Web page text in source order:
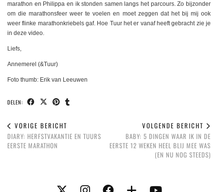
marathon en Philippa en ik stonden samen langs het parcours. Zo bijzonder
om die marathonsfeer weer te voelen en moet zeggen dat het bij mij ook
weer flinke marathonkriebels gaf. Hoe Tuur het er vanaf heeft gebracht zie je
in deze video.
Liefs,
Annemerel (&Tuur)
Foto thumb: Erik van Leeuwen
DELEN:
VORIGE BERICHT
DIARY: HERFSTVAKANTIE EN TUURS
EERSTE MARATHON
VOLGENDE BERICHT
BABY: 5 DINGEN WAAR IK IN DE
EERSTE 12 WEKEN HEEL BLIJ MEE WAS
(EN NU NOG STEEDS)